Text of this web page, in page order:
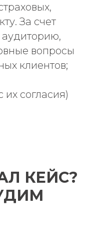
За счет
вопросы
клиентов;
их согласия)
КЕЙС?